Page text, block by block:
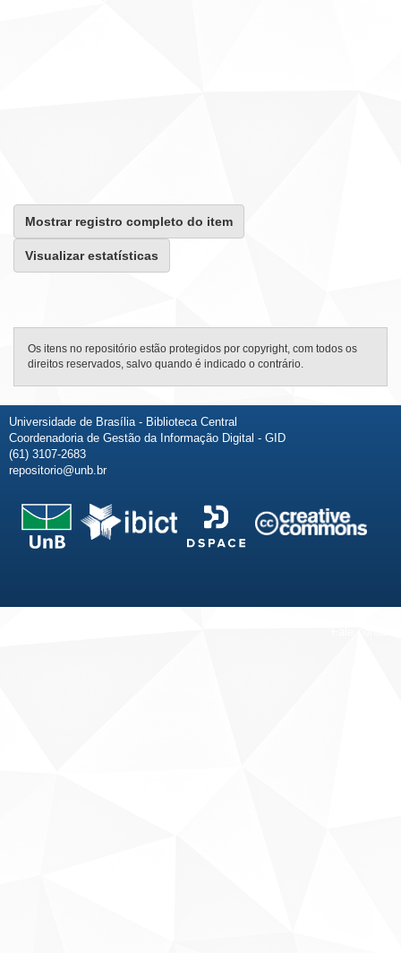
Mostrar registro completo do item
Visualizar estatísticas
Os itens no repositório estão protegidos por copyright, com todos os
direitos reservados, salvo quando é indicado o contrário.
Universidade de Brasília - Biblioteca Central
Coordenadoria de Gestão da Informação Digital - GID
(61) 3107-2683
repositorio@unb.br